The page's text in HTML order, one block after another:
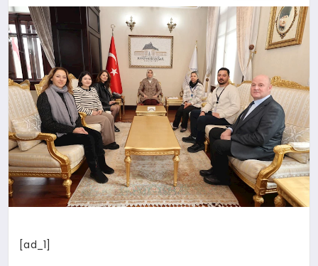
SIYASET
SPOR
YAŞAM
[ad_1]